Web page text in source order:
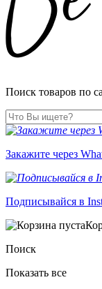
Поиск товаров по
Закажите через
Подписывайся в
Поиск
Показать все